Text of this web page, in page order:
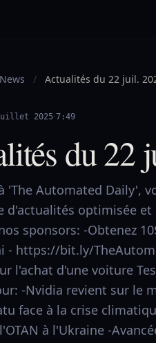
/ Actualités du 22 juil.
2025·7:49
du 22
'The Automated Daily',
d'actualités optimisée
sponsors: -Obtenez
- https://bit.ly/
l'achat d'une voiture
-Nvidia revient sur le
face à la crise
à l'Ukraine -